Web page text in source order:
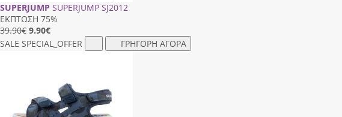
SUPERJUMP SUPERJUMP SJ2012
ΕΚΠΤΩΣΗ 75%
39.90€ 9.90€
SALE SPECIAL_OFFER ΓΡΗΓΟΡΗ ΑΓΟΡΑ